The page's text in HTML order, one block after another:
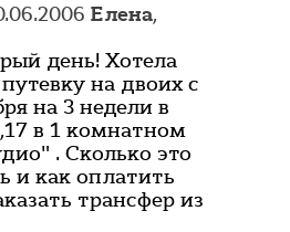
Елена,
день! Хотела
на двоих с
на 3 недели в
в 1 комнатном
. Сколько это
и как оплатить
трансфер из